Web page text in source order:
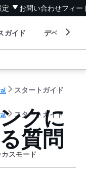
定 お問い合わせフィー
ガイド デベロッパ
スタートガイド
スタートガイド
クに
質問
スモード